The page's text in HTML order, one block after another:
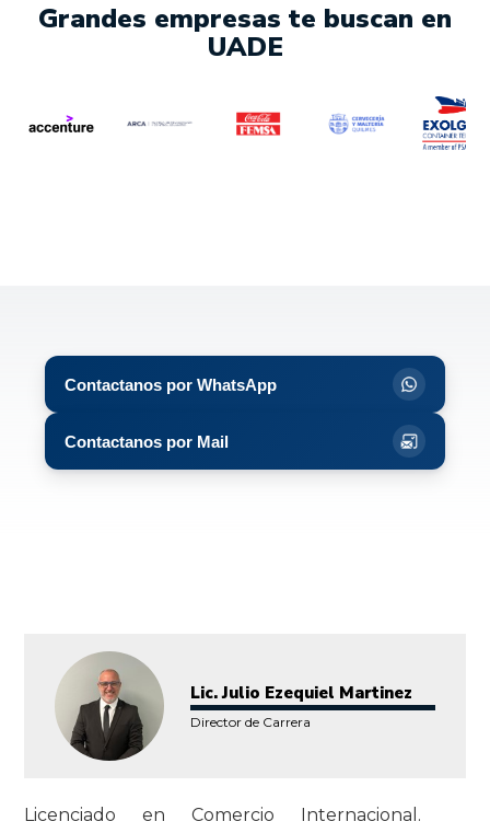
Grandes empresas te buscan en
UADE
Contactanos por WhatsApp
Contactanos por Mail
Lic. Julio Ezequiel Martinez
Director de Carrera
Licenciado en Comercio Internacional.